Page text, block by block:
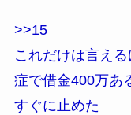
>>15
これだけは言え
症で借金400万あ
すぐに止めた